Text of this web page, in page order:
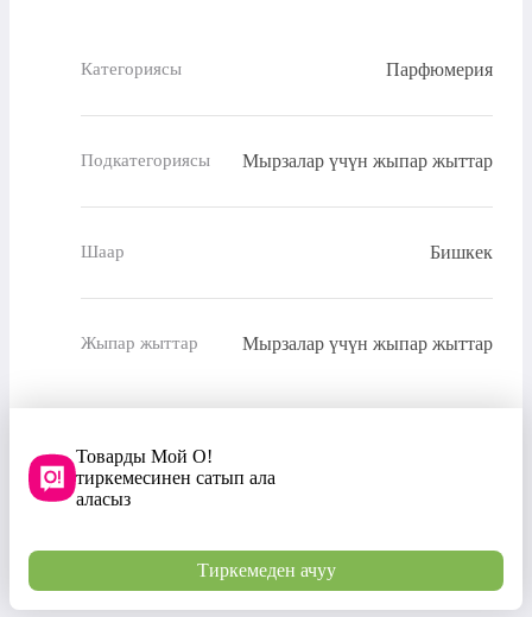
Категориясы Парфюмерия
Подкатегориясы Мырзалар үчүн жыпар жыттар
Шаар Бишкек
Жыпар жыттар Мырзалар үчүн жыпар жыттар
Товарды Мой О!
тиркемесинен сатып ала
аласыз
Тиркемеден ачуу